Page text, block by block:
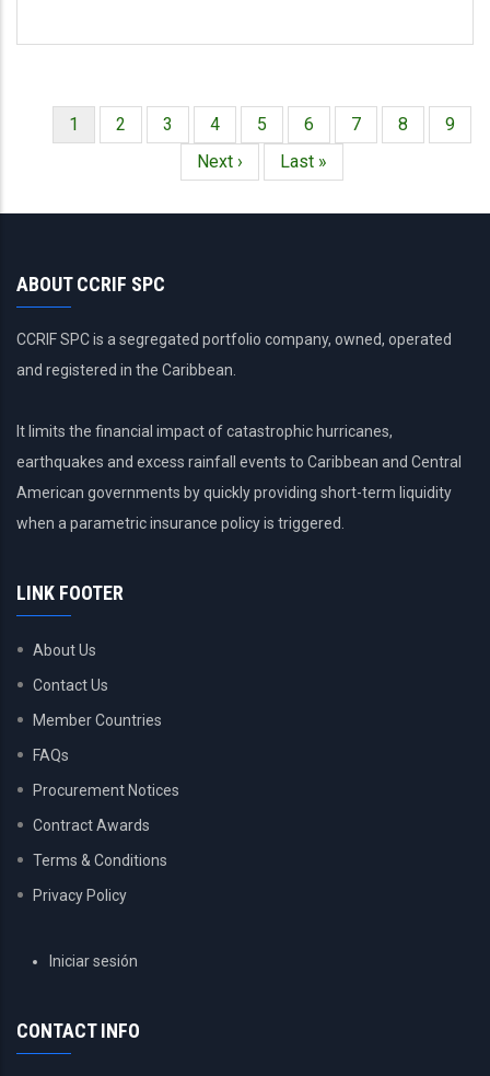
Paginación
Página
actual
1 Página
2 Página
3 Página
4 Página
5 Página
6 Página
7 Página
8
9
Siguiente
página
Next ›
Última
página
Last »
ABOUT CCRIF SPC
CCRIF SPC is a segregated portfolio company, owned, operated
and registered in the Caribbean.
It limits the financial impact of catastrophic hurricanes,
earthquakes and excess rainfall events to Caribbean and Central
American governments by quickly providing short-term liquidity
when a parametric insurance policy is triggered.
LINK FOOTER
About Us
Contact Us
Member Countries
FAQs
Procurement Notices
Contract Awards
Terms & Conditions
Privacy Policy
USERIniciar sesión
CONTACT INFO